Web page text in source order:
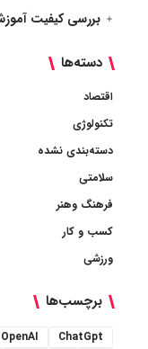
بررسی کیفیت
دسته‌ها
اقتصاد
تکنولوژی
دسته‌بندی نشده
سلامتی
فرهنگ وهنر
کسب و کار
ورزشی
برچسب‌ها
ChatGpt
OpenAI